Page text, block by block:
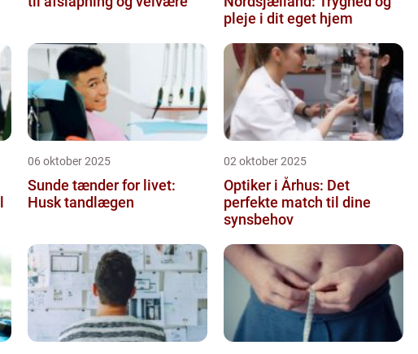
pleje i dit eget hjem
06 oktober 2025
Sunde tænder for livet:
Husk tandlægen
02 oktober 2025
Optiker i Århus: Det
perfekte match til dine
synsbehov